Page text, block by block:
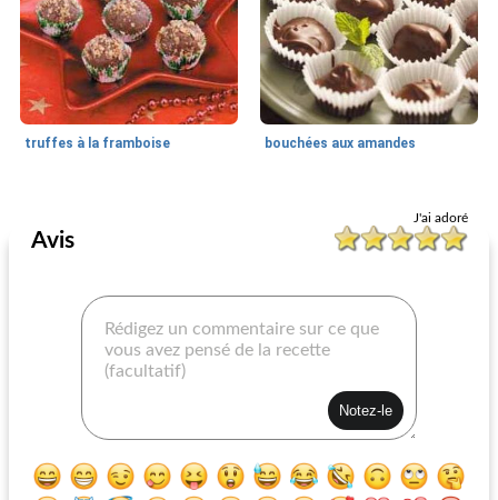
truffes à la framboise bouchées aux amandes
double truffes au chocolat beurre d'amande épicé
J'ai adoré
Avis